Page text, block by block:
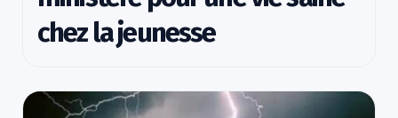
chez la jeunesse